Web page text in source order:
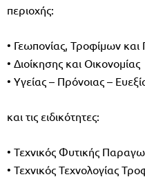
περιοχής:
• Γεωπονίας, Τροφίμων και
• Διοίκησης και Οικονομίας
• Υγείας – Πρόνοιας –
και τις ειδικότητες:
• Τεχνικός Φυτικής
• Τεχνικός Τεχνολογίας